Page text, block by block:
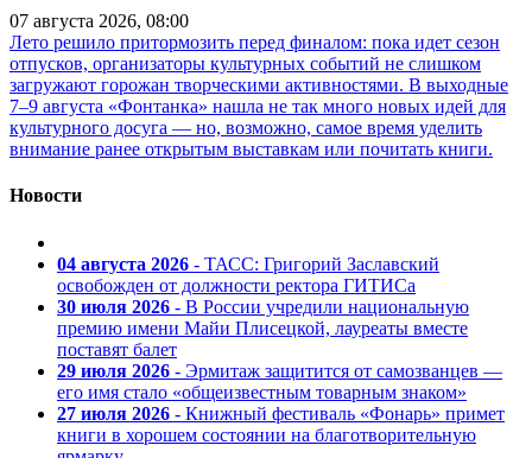
07 августа 2026, 08:00
Лето решило притормозить перед финалом: пока идет сезон
отпусков, организаторы культурных событий не слишком
загружают горожан творческими активностями. В выходные
7–9 августа «Фонтанка» нашла не так много новых идей для
культурного досуга — но, возможно, самое время уделить
внимание ранее открытым выставкам или почитать книги.
Новости
04 августа 2026 - ТАСС: Григорий Заславский
освобожден от должности ректора ГИТИСа
30 июля 2026 - В России учредили национальную
премию имени Майи Плисецкой, лауреаты вместе
поставят балет
29 июля 2026 - Эрмитаж защитится от самозванцев —
его имя стало «общеизвестным товарным знаком»
27 июля 2026 - Книжный фестиваль «Фонарь» примет
книги в хорошем состоянии на благотворительную